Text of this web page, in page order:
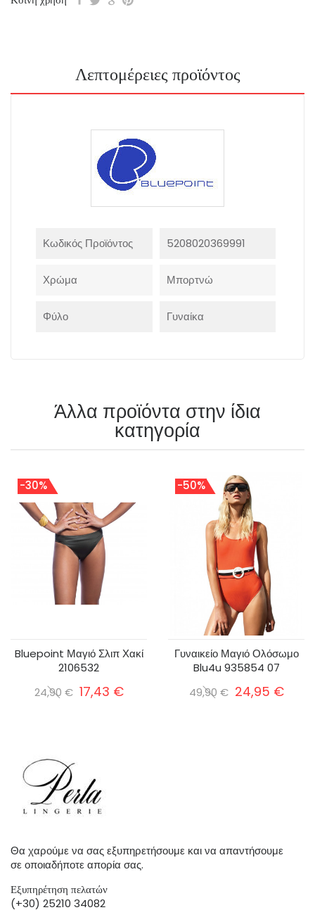
Λεπτομέρειες προϊόντος
Κωδικός Προϊόντος 5208020369991
Χρώμα Μπορτνώ
Φύλο Γυναίκα
Άλλα προϊόντα στην ίδια
κατηγορία
-30%
Bluepoint Μαγιό Σλιπ Χακί
2106532
24,90 € 17,43 €
-50%
Γυναικείο Μαγιό Ολόσωμο
Blu4u 935854 07
49,90 € 24,95 €
Θα χαρούμε να σας εξυπηρετήσουμε και να απαντήσουμε
σε οποιαδήποτε απορία σας.
Εξυπηρέτηση πελατών
(+30) 25210 34082